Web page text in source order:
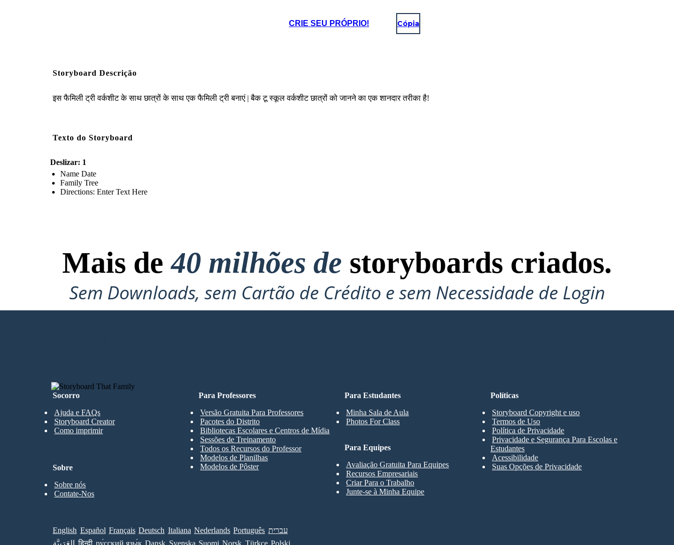
CRIE SEU PRÓPRIO! Cópia
Storyboard Descrição
इस फैमिली ट्री वर्कशीट के साथ छात्रों के साथ एक फैमिली ट्री बनाएं | बैक टू स्कूल वर्कशीट छात्रों को जानने का एक शानदार तरीका है!
Texto do Storyboard
Deslizar: 1
Name Date
Family Tree
Directions: Enter Text Here
Mais de40 milhões de storyboards criados.
Sem Downloads, sem Cartão de Crédito e sem Necessidade de Login
Para Experimentar!
Socorro
Ajuda e FAQs
Storyboard Creator
Como imprimir
Para Estudantes
Minha Sala de Aula
Photos For Class
Para Professores
Versão Gratuita Para Professores
Pacotes do Distrito
Bibliotecas Escolares e Centros de Mídia
Sessões de Treinamento
Todos os Recursos do Professor
Modelos de Planilhas
Modelos de Pôster
Para Equipes
Avaliação Gratuita Para Equipes
Recursos Empresariais
Criar Para o Trabalho
Junte-se à Minha Equipe
Sobre
Sobre nós
Contate-Nos
Políticas
Storyboard Copyright e uso
Termos de Uso
Política de Privacidade
Privacidade e Segurança Para Escolas e
Estudantes
Acessibilidade
Suas Opções de Privacidade
English Español Français Deutsch Italiana Nederlands Português עברית
العَرَبِيَّة
हिन्दी ру́сский язы́к Dansk Svenska Suomi Norsk Türkçe Polski